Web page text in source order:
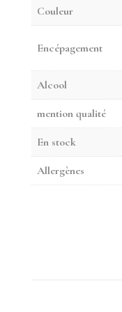
Couleur
Encépagement
Alcool
mention qualité
En stock
Allergènes